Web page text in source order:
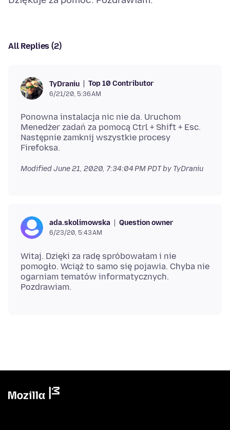
All Replies (2)
TyDraniu Top 10 Contributor
6/21/20, 5:36 AM
Ponowna instalacja nic nie da. Uruchom
Menedżer zadań za pomocą Ctrl + Shift + Esc.
Następnie zamknij wszystkie procesy
ModifiedJune 21, 2020, 7:34:04 PM PDTby TyDraniu
ada.skolimowska Question owner
6/23/20, 5:43 AM
Witaj. Dzięki za radę spróbowałam i nie
pomogło. Wciąż to samo się pojawia. Chyba nie
ogarniam tematów informatycznych.